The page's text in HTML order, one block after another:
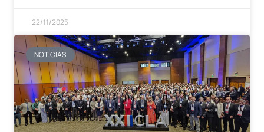
22/11/2025
NOTICIAS